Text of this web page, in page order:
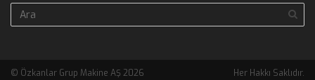
© Özkanlar Grup Makine AŞ 2026 Her Hakkı Saklıdır.